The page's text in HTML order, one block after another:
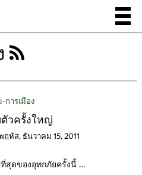
การเมือง
ตัวครั้งใหญ่
ฤหัส, ธันวาคม 15, 2011
สุดของอุทกภัยครั้งนี้ …